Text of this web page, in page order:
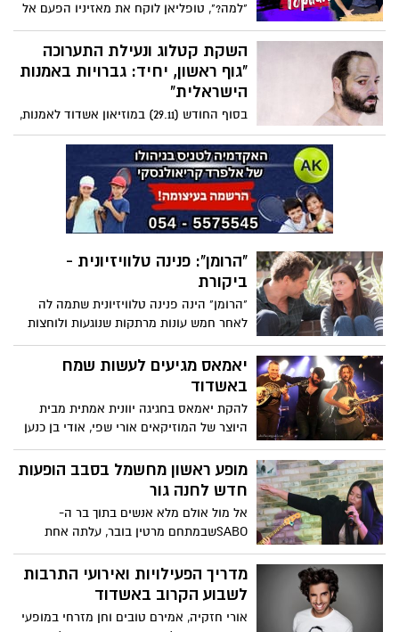
"למה?", טופליאן לוקח את מאזיניו הפעם אל
מחוזות חדשים עם הסינגל הרביעי - "בא לי",
מתוך הפרויקט שלו "מתפרק". השיר הקצבי
והתוסס מורכב כולו ממשפטים המתובלים
בטופליאניות טיפוסית, עם קריצה נוסטלגית
לשירי ילדים של פעם, דרך ביקור חפוז
ב"גבעת חלפון". טופליאן: "המאזין מוצא עצמו
מסתובב בקרוסלה של החיים כשהמסקנה:
"רק ביחד נעלה, אם נהיה מאוחדים". האזנה
נעימה
השקת קטלוג ונעילת התערוכה
"גוף ראשון, יחיד: גברויות באמנות
הישראלית"
בסוף החודש (29.11) במוזיאון אשדוד לאמנות,
ייערך אירוע השקת קטלוג ונעילת התערוכה
"גוף ראשון, יחיד: גברויות באמנות
הישראלית". האירוע יוקדש לנושא של זכויות
יוצרים באמנות - השראה, ניכוס, העתקה,
ציטוט באמנות
"הרומן": פנינה טלוויזיונית -
ביקורת
"הרומן" הינה פנינה טלוויזיונית שתמה לה
לאחר חמש עונות מרתקות שנוגעות ולוחצות
על נקודות רגישות. הסדרה מביאה עימה
חידוש וריענון לסדרות רבות שמשחקות עם
נקודות מבט ועלילה לא ליניארית, ומצליחה
בכלל רלוונטית? סדרה מומלצת מאוד. אל
חשש, ההמלצה נטולה ספוילרים
יאמאס מגיעים לעשות שמח
באשדוד
להקת יאמאס בחגיגה יוונית אמתית מבית
היוצר של המוזיקאים אורי שפי, אודי בן כנען
ושיקו בכר – ביום שני הקרוב (18.11) באשדוד
מופע ראשון מחשמל בסבב הופעות
חדש לחנה גור
אל מול אולם מלא אנשים בתוך בר ה-
SABOשבמתחם מרטין בובר, עלתה אחת
מהבכירות באמני אשדוד, חנה גור, שמוכיחה
פעם אחר פעם שהיא כבר מזמן לא רק "ההיא
מכוכב נולד" אלא זמרת ויוצרת שמקומה
בליגה של הגדולות
מדריך הפעילויות ואירועי התרבות
לשבוע הקרוב באשדוד
אורי חזקיה, אמירם טובים וחן מזרחי במופעי